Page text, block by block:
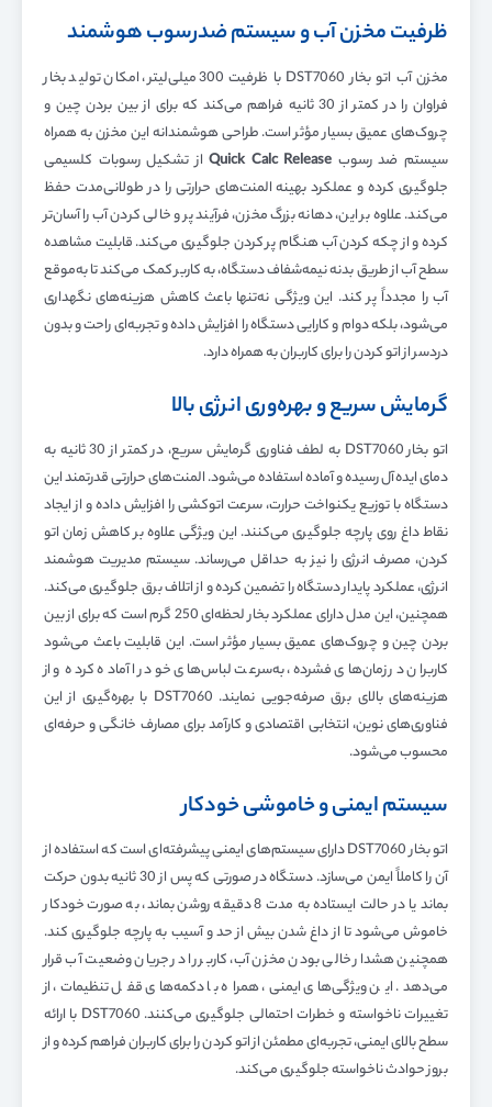
ظرفیت مخزن آب و سیستم ضدرسوب هوشمند
مخزن آب اتو بخار DST7060 با ظرفیت 300 میلی‌لیتر، امکان تولید بخار
فراوان را در کمتر از 30 ثانیه فراهم می‌کند که برای از بین بردن چین و
چروک‌های عمیق بسیار مؤثر است. طراحی هوشمندانه این مخزن به همراه
سیستم ضد رسوب Quick Calc Releaseاز تشکیل رسوبات کلسیمی
جلوگیری کرده و عملکرد بهینه المنت‌های حرارتی را در طولانی‌مدت حفظ
می‌کند. علاوه بر این، دهانه بزرگ مخزن، فرآیند پر و خالی کردن آب را آسان‌تر
کرده و از چکه کردن آب هنگام پر کردن جلوگیری می‌کند. قابلیت مشاهده
سطح آب از طریق بدنه نیمه‌شفاف دستگاه، به کاربر کمک می‌کند تا به‌موقع
آب را مجدداً پر کند. این ویژگی نه‌تنها باعث کاهش هزینه‌های نگهداری
می‌شود، بلکه دوام و کارایی دستگاه را افزایش داده و تجربه‌ای راحت و بدون
دردسر از اتو کردن را برای کاربران به همراه دارد.
گرمایش سریع و بهره‌وری انرژی بالا
اتو بخار DST7060 به لطف فناوری گرمایش سریع، در کمتر از 30 ثانیه به
دمای ایده‌آل رسیده و آماده استفاده می‌شود. المنت‌های حرارتی قدرتمند این
دستگاه با توزیع یکنواخت حرارت، سرعت اتوکشی را افزایش داده و از ایجاد
نقاط داغ روی پارچه جلوگیری می‌کنند. این ویژگی علاوه بر کاهش زمان اتو
کردن، مصرف انرژی را نیز به حداقل می‌رساند. سیستم مدیریت هوشمند
انرژی، عملکرد پایدار دستگاه را تضمین کرده و از اتلاف برق جلوگیری می‌کند.
همچنین، این مدل دارای عملکرد بخار لحظه‌ای 250 گرم است که برای از بین
بردن چین و چروک‌های عمیق بسیار مؤثر است. این قابلیت باعث می‌شود
کاربران در زمان‌های فشرده، به‌سرعت لباس‌های خود را آماده کرده و از
هزینه‌های بالای برق صرفه‌جویی نمایند. DST7060 با بهره‌گیری از این
فناوری‌های نوین، انتخابی اقتصادی و کارآمد برای مصارف خانگی و حرفه‌ای
محسوب می‌شود.
سیستم ایمنی و خاموشی خودکار
اتو بخار DST7060 دارای سیستم‌های ایمنی پیشرفته‌ای است که استفاده از
آن را کاملاً ایمن می‌سازد. دستگاه در صورتی که پس از 30 ثانیه بدون حرکت
بماند یا در حالت ایستاده به مدت 8 دقیقه روشن بماند، به صورت خودکار
خاموش می‌شود تا از داغ شدن بیش از حد و آسیب به پارچه جلوگیری کند.
همچنین هشدار خالی بودن مخزن آب، کاربر را در جریان وضعیت آب قرار
می‌دهد. این ویژگی‌های ایمنی، همراه با دکمه‌های قفل تنظیمات، از
تغییرات ناخواسته و خطرات احتمالی جلوگیری می‌کنند. DST7060 با ارائه
سطح بالای ایمنی، تجربه‌ای مطمئن از اتو کردن را برای کاربران فراهم کرده و از
بروز حوادث ناخواسته جلوگیری می‌کند.